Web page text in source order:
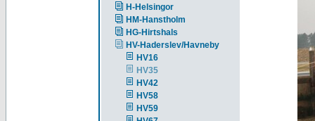
H-Helsingor
HM-Hanstholm
HG-Hirtshals
HV-Haderslev/Havneby
HV16
HV35
HV42
HV58
HV59